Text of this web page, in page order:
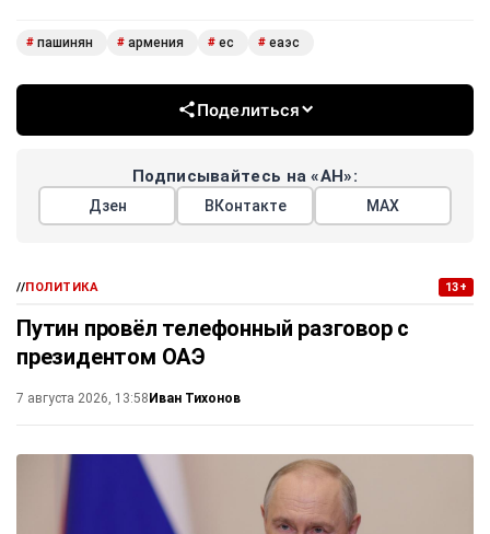
# пашинян # армения # ес # еаэс
Поделиться
Подписывайтесь на «АН»:
Дзен ВКонтакте МАХ
//ПОЛИТИКА 13+
Путин провёл телефонный разговор с
президентом ОАЭ
7 августа 2026, 13:58Иван Тихонов